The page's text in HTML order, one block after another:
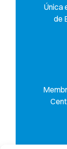
Única
de